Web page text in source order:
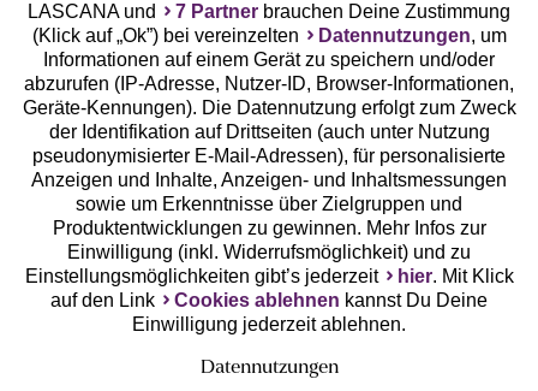
Geprüfte Sicherheit
Unsere Apps
LASCANA und 7 Partner brauchen Deine Zustimmung
(Klick auf „Ok”) bei vereinzelten
Datennutzungen, um
Informationen auf einem Gerät zu speichern und/oder
abzurufen (IP-Adresse, Nutzer-ID, Browser-Informationen,
Geräte-Kennungen). Die Datennutzung erfolgt zum Zweck
der Identifikation auf Drittseiten (auch unter Nutzung
pseudonymisierter E-Mail-Adressen), für personalisierte
Anzeigen und Inhalte, Anzeigen- und Inhaltsmessungen
sowie um Erkenntnisse über Zielgruppen und
Produktentwicklungen zu gewinnen. Mehr Infos zur
Einwilligung (inkl. Widerrufsmöglichkeit) und zu
Einstellungsmöglichkeiten gibt’s jederzeit
hier. Mit Klick
auf den Link
Cookies ablehnen kannst Du Deine
Einwilligung jederzeit ablehnen.
Datennutzungen